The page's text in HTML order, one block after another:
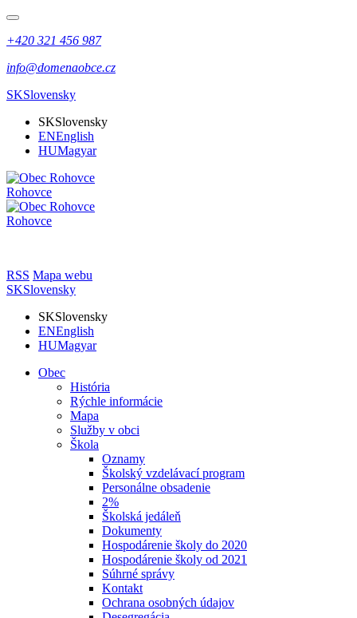
+420 321 456 987
info@domenaobce.cz
SKSlovensky
SKSlovensky
ENEnglish
HUMagyar
Rohovce
Rohovce
RSS Mapa webu
SKSlovensky
SKSlovensky
ENEnglish
HUMagyar
Obec
História
Rýchle informácie
Mapa
Služby v obci
Škola
Oznamy
Školský vzdelávací program
Personálne obsadenie
2%
Školská jedáleň
Dokumenty
Hospodárenie školy do 2020
Hospodárenie školy od 2021
Súhrné správy
Kontakt
Ochrana osobných údajov